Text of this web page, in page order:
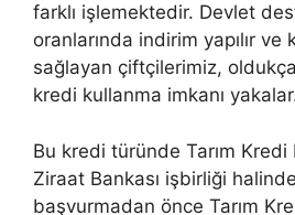
farklı işlemektedir. Devlet
oranlarında indirim yapılır ve
sağlayan çiftçilerimiz,
kredi kullanma imkanı
Bu kredi türünde Tarım
Ziraat Bankası işbirliği
başvurmadan önce Tarım